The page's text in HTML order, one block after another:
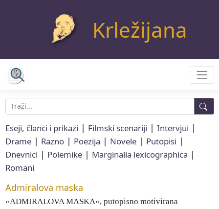
Krležijana
Eseji, članci i prikazi | Filmski scenariji | Intervjui |
Drame| Razno| Poezija | Novele| Putopisi |
Dnevnici | Polemike| Marginalia lexicographica |
Romani
Admiralova maska
»ADMIRALOVA MASKA«, putopisno motivirana